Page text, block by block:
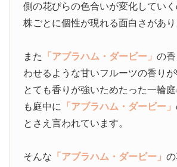
側の花びらの色合いが変化してい
株ごとに個性が現れる面白さがあり
また 「アブラハム・ダービー」の
わせるような甘いフルーツの香りが
とても香りが強いためたった一輪
も庭中に
「アブラハム・ダービー」
とさえ言われています。
そんな 「アブラハム・ダービー」